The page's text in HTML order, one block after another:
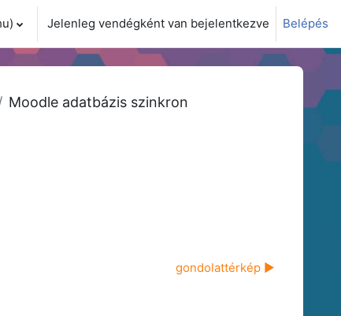
váltása
Jelenleg vendégként van bejelentkezve Belépés
Moodle adatbázis szinkron
gondolattérkép ▶︎